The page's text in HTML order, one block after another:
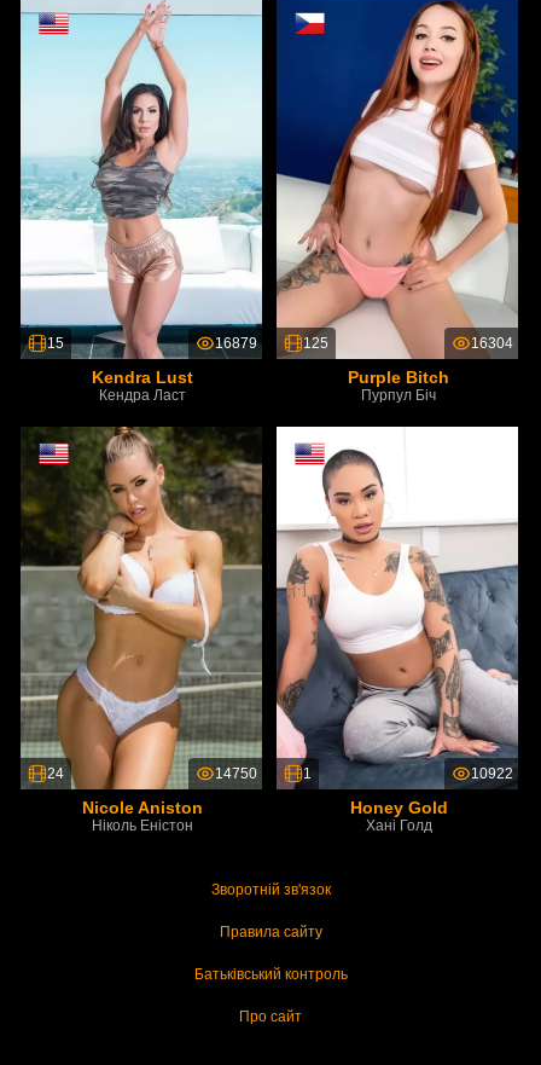
15 16879
Kendra Lust
Кендра Ласт
125 16304
Purple Bitch
Пурпул Біч
24 14750
Nicole Aniston
Ніколь Еністон
1 10922
Honey Gold
Хані Голд
Зворотній зв'язок
Правила сайту
Батьківський контроль
Про сайт